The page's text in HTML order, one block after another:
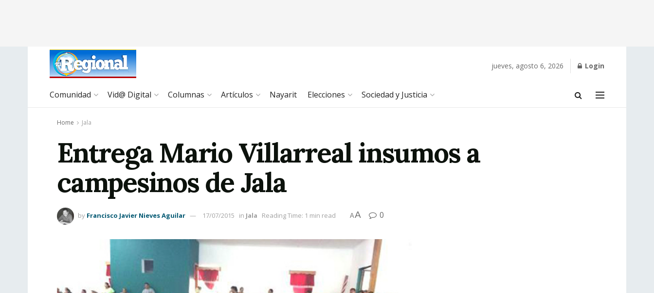
jueves, agosto 6, 2026 Login
Comunidad Vid@ Digital Columnas Artículos Nayarit Elecciones Sociedad y Justicia
Home Jala
Entrega Mario Villarreal insumos a
campesinos de Jala
by Francisco Javier Nieves Aguilar 17/07/2015 in Jala Reading Time: 1 min read AA 0